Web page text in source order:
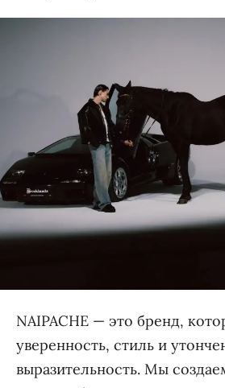
NAIPACHE — это бренд,
уверенность, стиль и
выразительность. Мы